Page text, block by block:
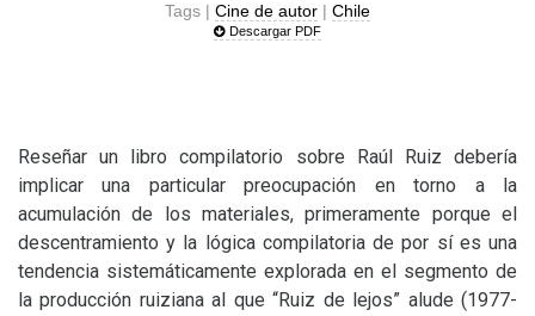
Tags | Cine de autor | Chile
Descargar PDF
Reseñar un libro compilatorio sobre Raúl Ruiz debería
implicar una particular preocupación en torno a la
acumulación de los materiales, primeramente porque el
descentramiento y la lógica compilatoria de por sí es una
tendencia sistemáticamente explorada en el segmento de
la producción ruiziana al que “Ruiz de lejos” alude (1977-